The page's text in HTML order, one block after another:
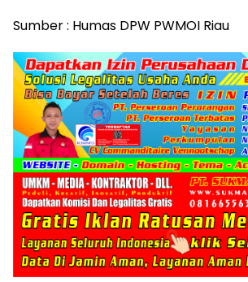
Sumber : Humas DPW PWMOI Riau